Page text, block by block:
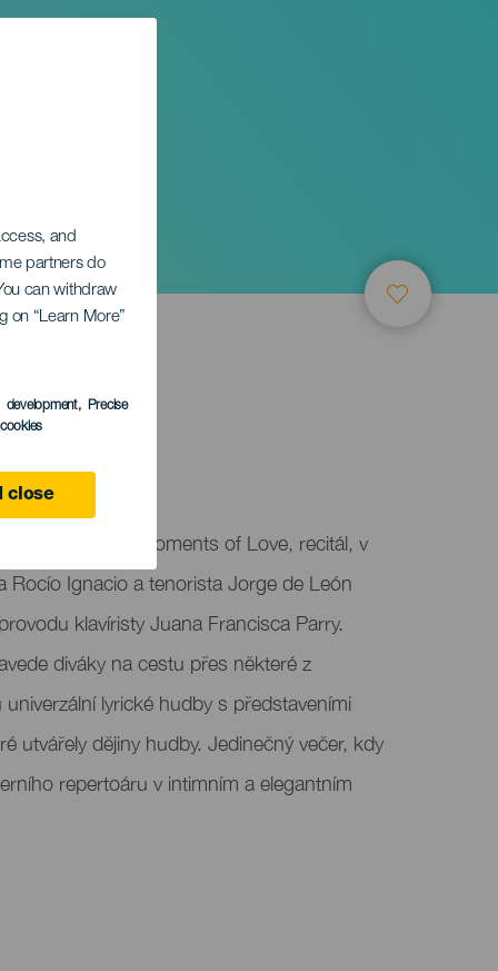
and
partners do
can withdraw
on “Learn More”
development, Precise
close
uvádí Best Moments of Love, recitál, v
Rocío Ignacio a tenorista Jorge de León
klavíristy Juana Francisca Parry.
diváky na cestu přes některé z
lyrické hudby s představeními
utvářely dějiny hudby. Jedinečný večer, kdy
repertoáru v intimním a elegantním